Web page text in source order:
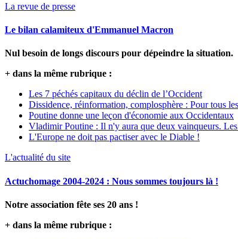
La revue de presse
Le bilan calamiteux d'Emmanuel Macron
Nul besoin de longs discours pour dépeindre la situation.
+ dans la même rubrique :
Les 7 péchés capitaux du déclin de l’Occident
Dissidence, réinformation, complosphère : Pour tous
Poutine donne une leçon d'économie aux Occidentaux
Vladimir Poutine : Il n'y aura que deux vainqueurs.
L'Europe ne doit pas pactiser avec le Diable !
L'actualité du site
Actuchomage 2004-2024 : Nous sommes toujours là !
Notre association fête ses 20 ans !
+ dans la même rubrique :